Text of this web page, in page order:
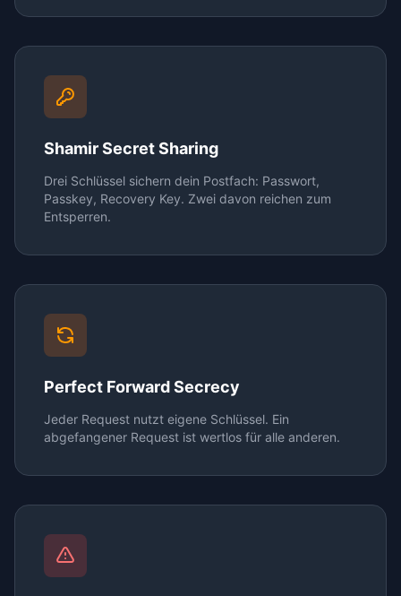
Shamir Secret Sharing
Drei Schlüssel sichern dein Postfach: Passwort,
Passkey, Recovery Key. Zwei davon reichen zum
Entsperren.
Perfect Forward Secrecy
Jeder Request nutzt eigene Schlüssel. Ein
abgefangener Request ist wertlos für alle anderen.